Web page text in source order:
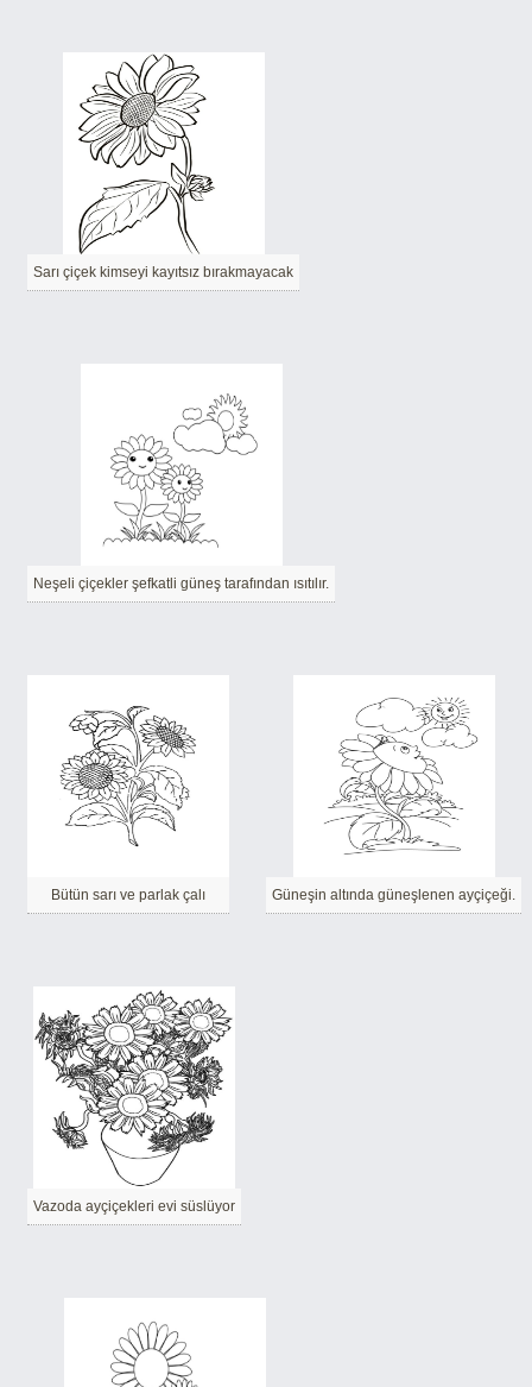
Sarı çiçek kimseyi kayıtsız bırakmayacak
Neşeli çiçekler şefkatli güneş tarafından ısıtılır.
Bütün sarı ve parlak çalı Güneşin altında güneşlenen ayçiçeği.
Vazoda ayçiçekleri evi süslüyor